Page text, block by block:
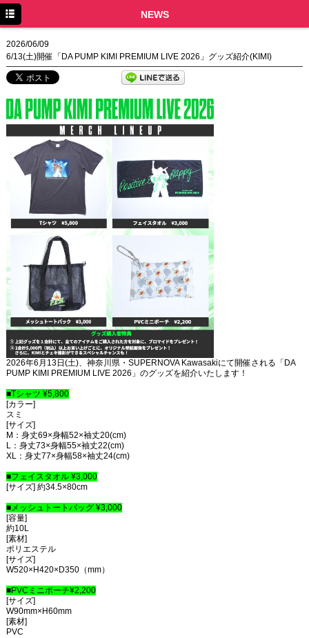
NEWS
2026/06/09
6/13(土)開催「DA PUMP KIMI PREMIUM LIVE 2026」グッズ紹介(KIMI)
2026年6月13日(土)、神奈川県・SUPERNOVA Kawasakiにて開催される「DA
PUMP KIMI PREMIUM LIVE 2026」のグッズを紹介いたします！
■Tシャツ ¥5,800
[カラー]
スミ
[サイズ]
M：身丈69×身幅52×袖丈20(cm)
L：身丈73×身幅55×袖丈22(cm)
XL：身丈77×身幅58×袖丈24(cm)
■フェイスタオル ¥3,000
[サイズ] 約34.5×80cm
■メッシュトートバッグ ¥3,000
[容量]
約10L
[素材]
ポリエステル
[サイズ]
W520×H420×D350（mm）
■PVCミニポーチ¥2,200
[サイズ]
W90mm×H60mm
[素材]
PVC
NEWS
SCHEDULE
PROFILE
MOVIE
LINE
YouTube
BLOG
Facebook
Twitter
DPC